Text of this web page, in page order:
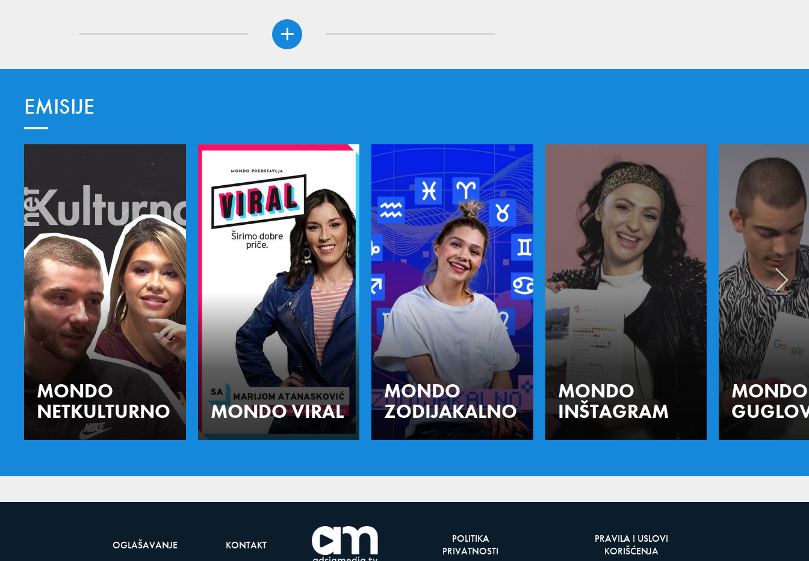
EMISIJE
MONDO
NETKULTURNO
MONDO VIRAL
MONDO
ZODIJAKALNO
MONDO
INŠTAGRAM
MONDO
OGLAŠAVANJE KONTAKT
POLITIKA
PRIVATNOSTI
PRAVILA I USLOVI
KORIŠĆENJA